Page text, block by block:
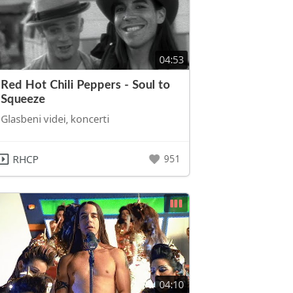
04:53
Red Hot Chili Peppers - Soul to
Squeeze
Glasbeni videi, koncerti
RHCP 951
04:10